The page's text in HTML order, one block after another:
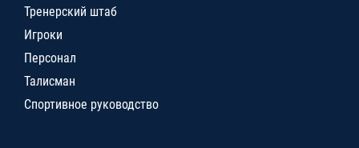
Тренерский штаб
Игроки
Персонал
Талисман
Спортивное руководство